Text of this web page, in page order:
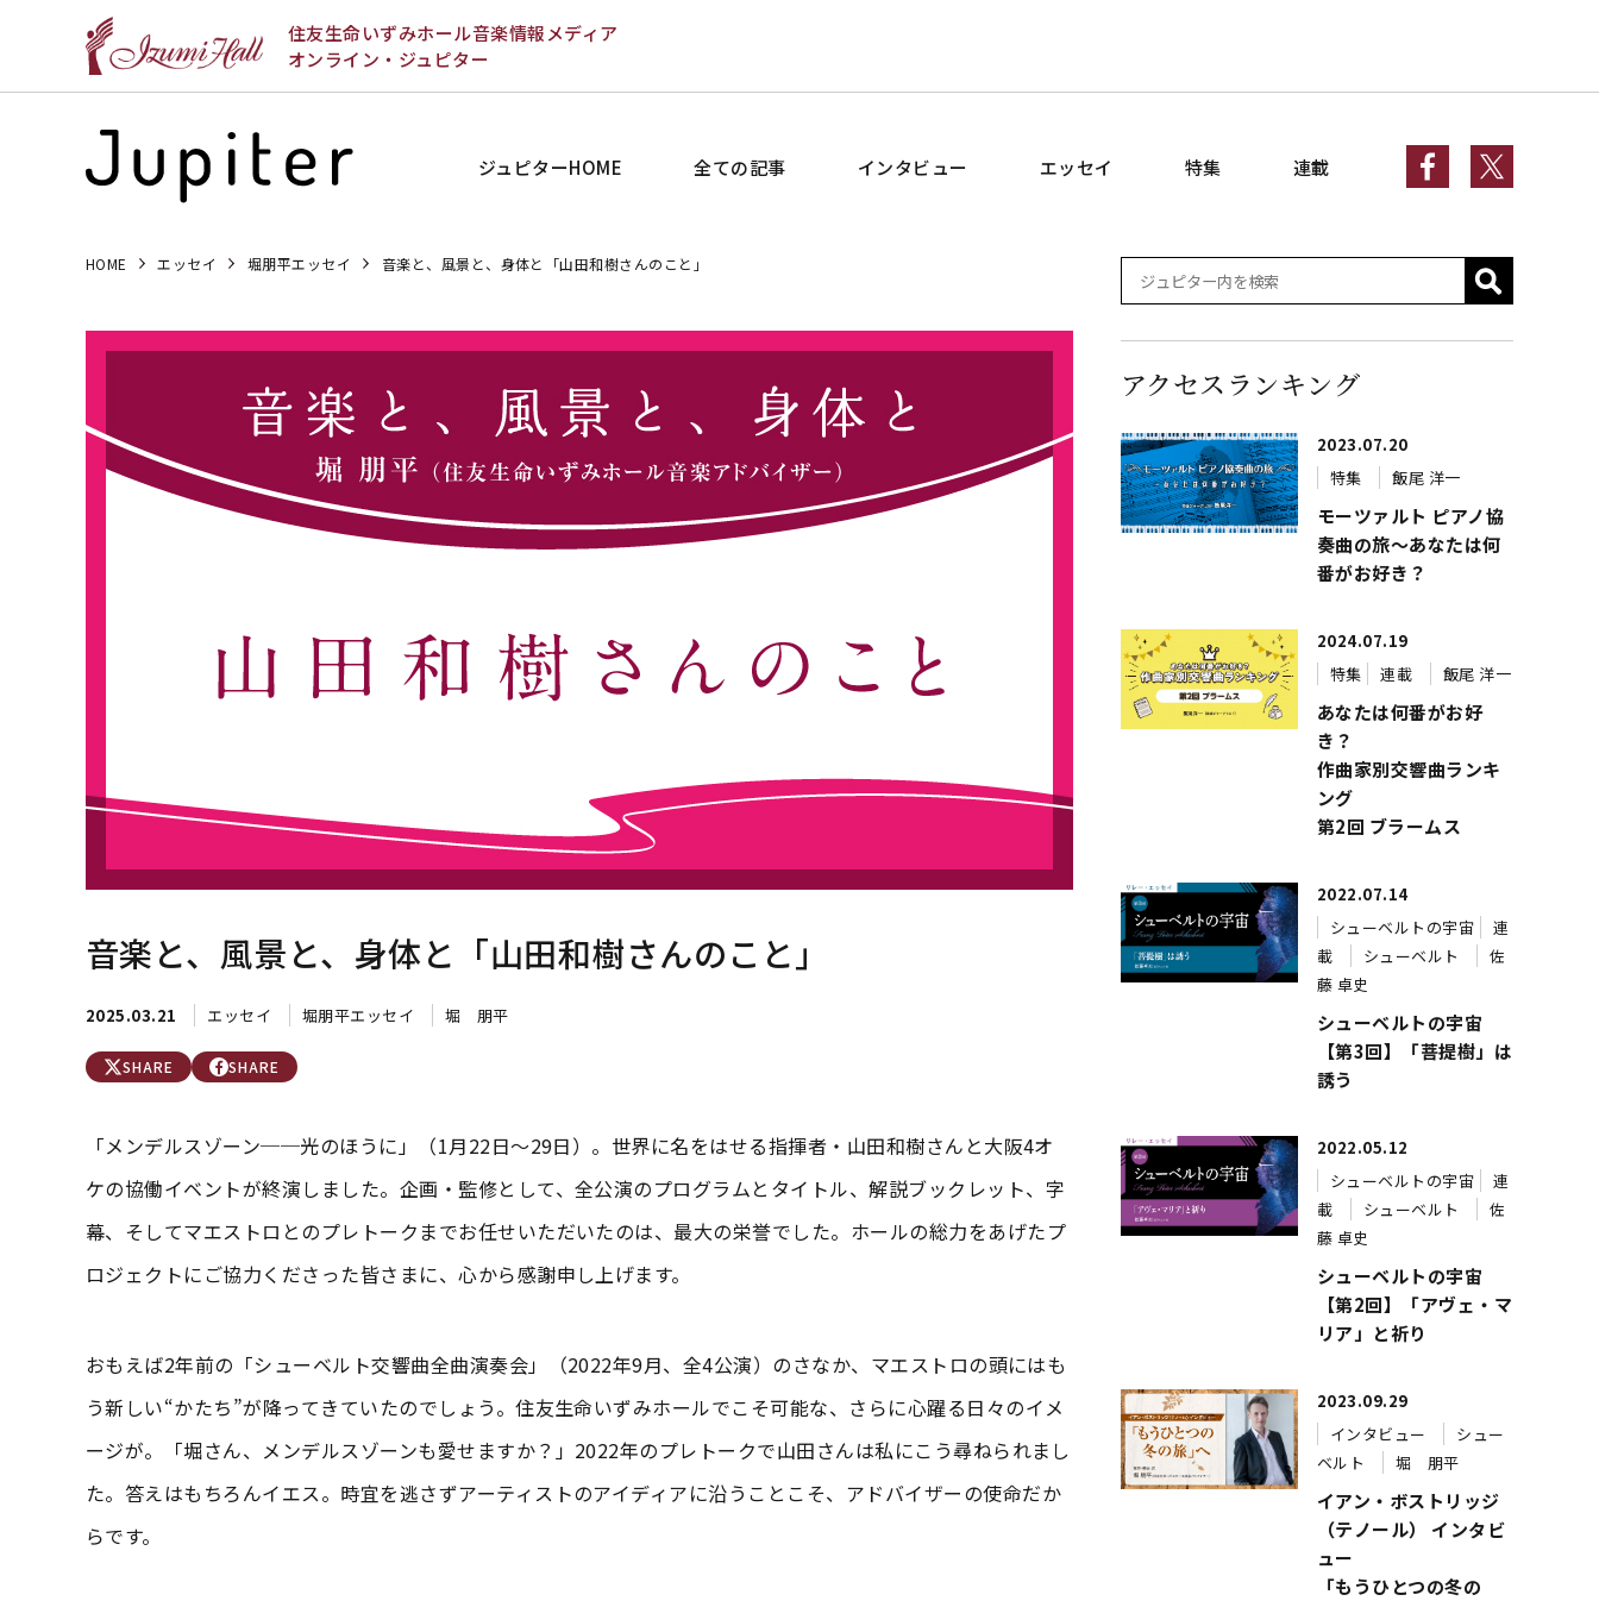
住友生命いずみホール音楽情報メディア
オンライン・ジュピター
ジュピターHOME 全ての記事 インタビュー エッセイ 特集 連載
HOME エッセイ 堀朋平エッセイ 音楽と、風景と、身体と「山田和樹さんのこと」
音楽と、風景と、身体と「山田和樹さんのこと」
2025.03.21 エッセイ 堀朋平エッセイ 堀 朋平
SHARE SHARE
「メンデルスゾーン──光のほうに」（1月22日～29日）。世界に名をはせる指揮者・山田和樹さんと大阪4オ
ケの協働イベントが終演しました。企画・監修として、全公演のプログラムとタイトル、解説ブックレット、字
幕、そしてマエストロとのプレトークまでお任せいただいたのは、最大の栄誉でした。ホールの総力をあげたプ
ロジェクトにご協力くださった皆さまに、心から感謝申し上げます。
おもえば2年前の「シューベルト交響曲全曲演奏会」（2022年9月、全4公演）のさなか、マエストロの頭にはも
う新しい“かたち”が降ってきていたのでしょう。住友生命いずみホールでこそ可能な、さらに心躍る日々のイメ
ージが。「堀さん、メンデルスゾーンも愛せますか？」2022年のプレトークで山田さんは私にこう尋ねられまし
た。答えはもちろんイエス。時宜を逃さずアーティストのアイディアに沿うことこそ、アドバイザーの使命だか
らです。
アクセスランキング
2023.07.20
特集
飯尾 洋一
モーツァルト ピアノ協
奏曲の旅～あなたは何
番がお好き？
2024.07.19
特集
連載 飯尾 洋一
あなたは何番がお好
き？
作曲家別交響曲ランキ
ング
第2回 ブラームス
2022.07.14
シューベルトの宇宙
連
載
シューベルト
佐
藤 卓史
シューベルトの宇宙
【第3回】「菩提樹」は
誘う
2022.05.12
シューベルトの宇宙
連
載
シューベルト
佐
藤 卓史
シューベルトの宇宙
【第2回】「アヴェ・マ
リア」と祈り
2023.09.29
インタビュー
シュー
ベルト
堀 朋平
イアン・ボストリッジ
（テノール） インタビ
ュー
「もうひとつの冬の